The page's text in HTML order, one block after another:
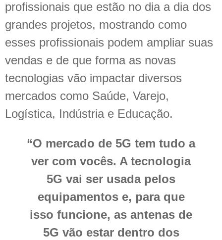
profissionais que estão no dia a dia dos
grandes projetos, mostrando como
esses profissionais podem ampliar suas
vendas e de que forma as novas
tecnologias vão impactar diversos
mercados como Saúde, Varejo,
Logística, Indústria e Educação.
“O mercado de 5G tem tudo a
ver com vocês. A tecnologia
5G vai ser usada pelos
equipamentos e, para que
isso funcione, as antenas de
5G vão estar dentro dos